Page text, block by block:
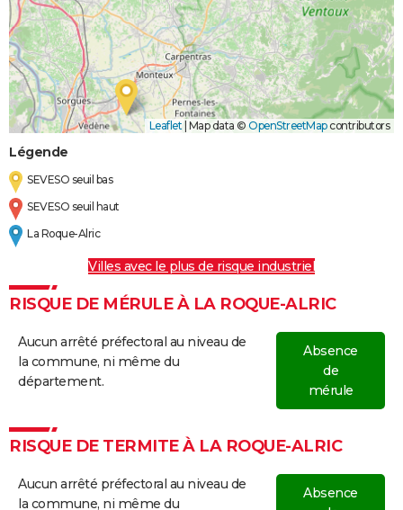
Leaflet | Map data © OpenStreetMapcontributors
Légende
SEVESO seuil bas
SEVESO seuil haut
La Roque-Alric
Villes avec le plus de risque industriel
RISQUE DE MÉRULE À LA ROQUE-ALRIC
Aucun arrêté préfectoral au niveau de
la commune, ni même du
département.
Absence
de
mérule
RISQUE DE TERMITE À LA ROQUE-ALRIC
Aucun arrêté préfectoral au niveau de
la commune, ni même du
Absence